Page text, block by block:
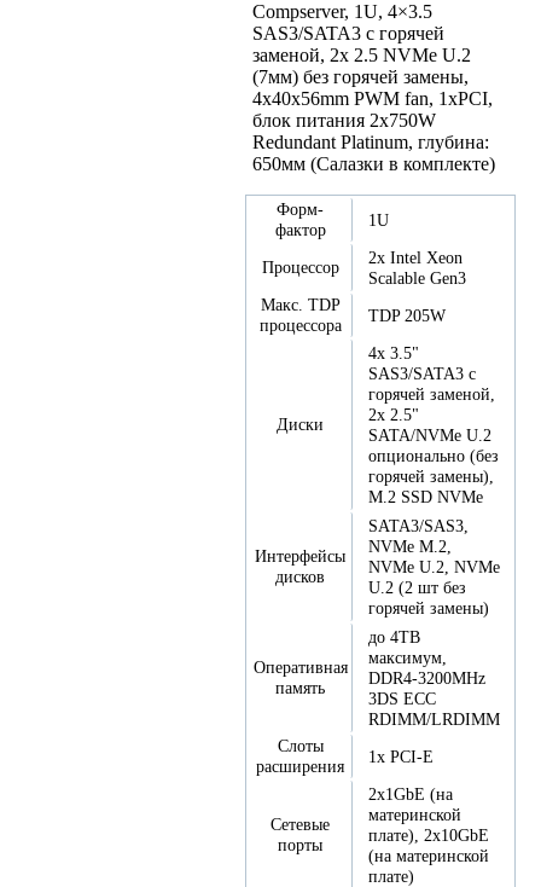
Compserver, 1U, 4×3.5
SAS3/SATA3 с горячей
заменой, 2x 2.5 NVMe U.2
(7мм) без горячей замены,
4x40x56mm PWM fan, 1xPCI,
блок питания 2х750W
Redundant Platinum, глубина:
650мм (Салазки в комплекте)
Форм-
фактор
1U
Процессор
2x Intel Xeon
Scalable Gen3
Макс. TDP
процессора
TDP 205W
Диски
4x 3.5"
SAS3/SATA3 с
горячей заменой,
2x 2.5"
SATA/NVMe U.2
опционально (без
горячей замены),
M.2 SSD NVMe
Интерфейсы
дисков
SATA3/SAS3,
NVMe M.2,
NVMe U.2, NVMe
U.2 (2 шт без
горячей замены)
Оперативная
память
до 4TB
максимум,
DDR4-3200MHz
3DS ECC
RDIMM/LRDIMM
Слоты
расширения
1x PCI-E
Сетевые
порты
2x1GbE (на
материнской
плате), 2x10GbE
(на материнской
плате)